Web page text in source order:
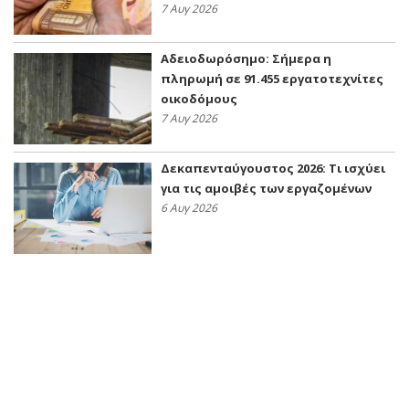
7 Αυγ 2026
Αδειοδωρόσημο: Σήμερα η
πληρωμή σε 91.455 εργατοτεχνίτες
οικοδόμους
7 Αυγ 2026
Δεκαπενταύγουστος 2026: Τι ισχύει
για τις αμοιβές των εργαζομένων
6 Αυγ 2026